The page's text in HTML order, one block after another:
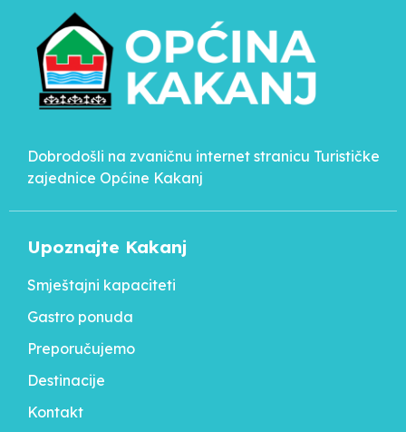
Dobrodošli na zvaničnu internet stranicu Turističke
zajednice Općine Kakanj
Upoznajte Kakanj
Smještajni kapaciteti
Gastro ponuda
Preporučujemo
Destinacije
Kontakt